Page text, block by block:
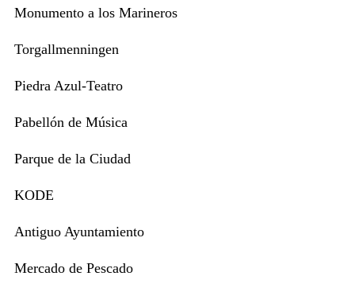
Monumento a los Marineros
Torgallmenningen
Piedra Azul-Teatro
Pabellón de Música
Parque de la Ciudad
KODE
Antiguo Ayuntamiento
Mercado de Pescado